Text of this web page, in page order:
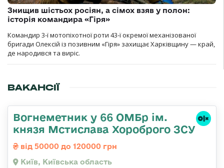
Знищив шістьох росіян, а сімох взяв у полон:
історія командира «Гіря»
Командир 3-ї мотопіхотної роти 43-ї окремої механізованої
бригади Олексій із позивним «Гіря» захищає Харківщину — край,
де народився та виріс.
ВАКАНСІЇ
Вогнеметник у 66 ОМБр ім.
князя Мстислава Хороброго ЗСУ
від 50000 до 120000 грн
Київ, Київська область